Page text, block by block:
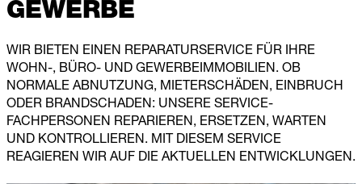
GEWERBE
WIR BIETEN EINEN REPARATURSERVICE FÜR IHRE
WOHN-, BÜRO- UND GEWERBE­IMMOBILIEN. OB
NORMALE ABNUTZUNG, MIETERSCHÄDEN, EINBRUCH
ODER BRANDSCHADEN: UNSERE SERVICE-
FACHPERSONEN REPARIEREN, ERSETZEN, WARTEN
UND KONTROLLIEREN. MIT DIESEM SERVICE
REAGIEREN WIR AUF DIE AKTUELLEN ENTWICKLUNGEN.